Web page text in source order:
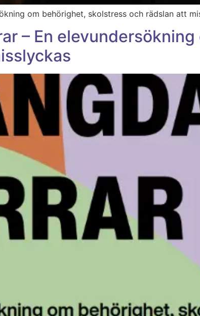
om behörighet, skolstress och rädslan att
– En